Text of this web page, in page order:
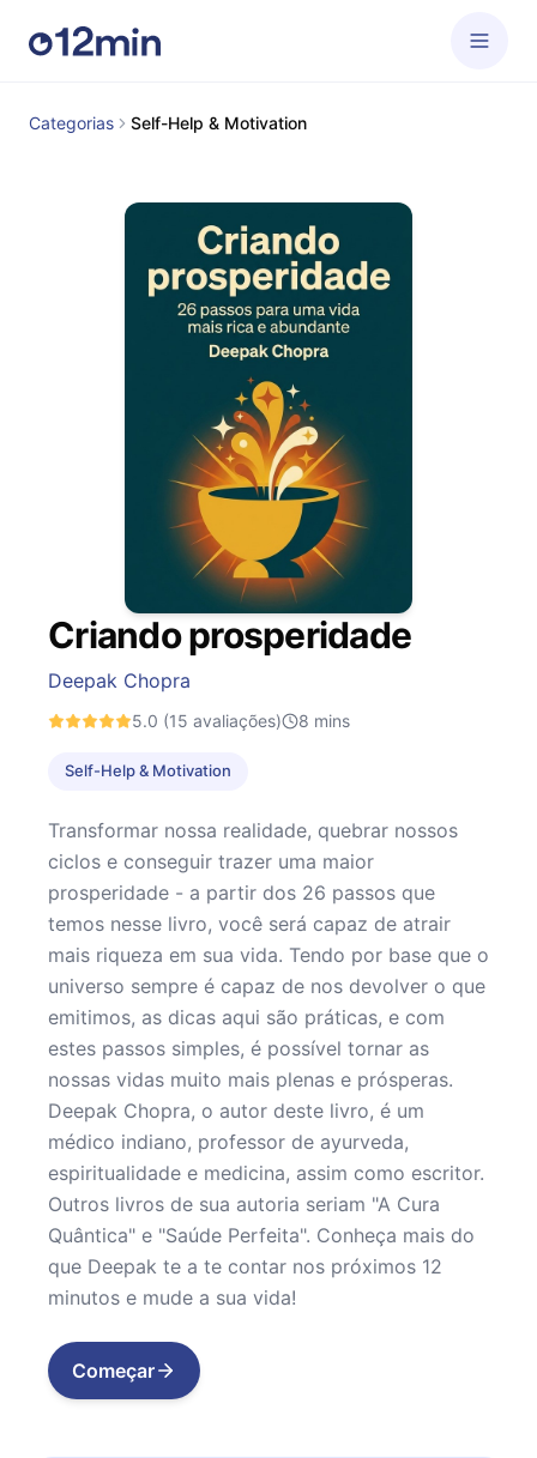
Categorias Self-Help & Motivation
Criando prosperidade
Deepak Chopra
5.0 (15 avaliações) 8 mins
Self-Help & Motivation
Transformar nossa realidade, quebrar nossos
ciclos e conseguir trazer uma maior
prosperidade - a partir dos 26 passos que
temos nesse livro, você será capaz de atrair
mais riqueza em sua vida. Tendo por base que o
universo sempre é capaz de nos devolver o que
emitimos, as dicas aqui são práticas, e com
estes passos simples, é possível tornar as
nossas vidas muito mais plenas e prósperas.
Deepak Chopra, o autor deste livro, é um
médico indiano, professor de ayurveda,
espiritualidade e medicina, assim como escritor.
Outros livros de sua autoria seriam "A Cura
Quântica" e "Saúde Perfeita". Conheça mais do
que Deepak te a te contar nos próximos 12
minutos e mude a sua vida!
Começar